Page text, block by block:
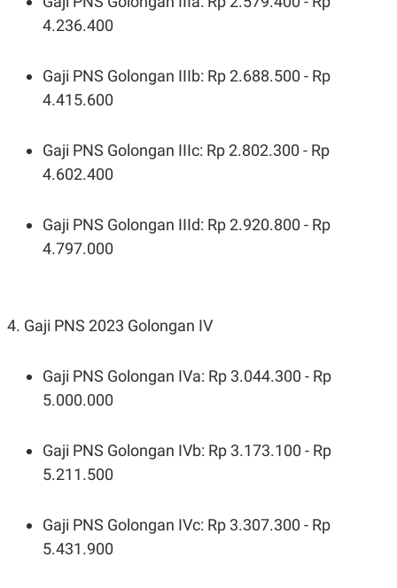
4.236.400
Gaji PNS Golongan IIIb: Rp 2.688.500 - Rp
4.415.600
Gaji PNS Golongan IIIc: Rp 2.802.300 - Rp
4.602.400
Gaji PNS Golongan IIId: Rp 2.920.800 - Rp
4.797.000
4. Gaji PNS 2023 Golongan IV
Gaji PNS Golongan IVa: Rp 3.044.300 - Rp
5.000.000
Gaji PNS Golongan IVb: Rp 3.173.100 - Rp
5.211.500
Gaji PNS Golongan IVc: Rp 3.307.300 - Rp
5.431.900